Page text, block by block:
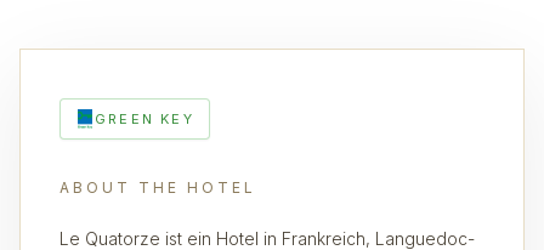
GREEN KEY
ABOUT THE HOTEL
Le Quatorze ist ein Hotel in Frankreich, Languedoc-